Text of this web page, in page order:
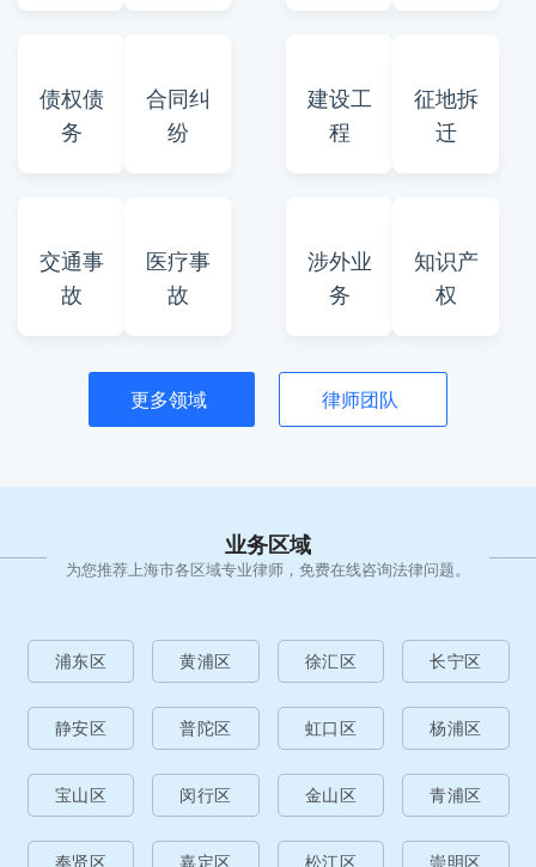
债权债
务
合同纠
纷
建设工
程
征地拆
迁
交通事
故
医疗事
故
涉外业
务
知识产
权
更多领域 律师团队
业务区域
为您推荐上海市各区域专业律师，免费在线咨询法律问题。
浦东区 黄浦区 徐汇区 长宁区
静安区 普陀区 虹口区 杨浦区
宝山区 闵行区 金山区 青浦区
奉贤区 嘉定区 松江区 崇明区